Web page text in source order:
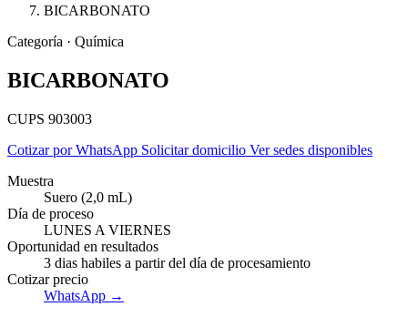
Empresas
BICARBONATO
Categoría · Química
BICARBONATO
CUPS 903003
Cotizar por WhatsApp Solicitar domicilio Ver sedes disponibles
Muestra
Suero (2,0 mL)
Día de proceso
LUNES A VIERNES
Oportunidad en resultados
3 dias habiles a partir del día de procesamiento
Cotizar precio
WhatsApp →